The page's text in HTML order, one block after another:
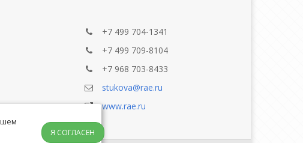
+7 499 704-1341
+7 499 709-8104
+7 968 703-8433
stukova@rae.ru
www.rae.ru
Я СОГЛАСЕН